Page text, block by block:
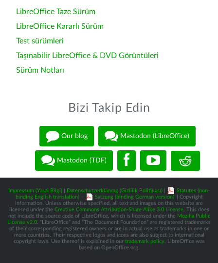
LibreOffice Taze Sürüm
LibreOffice Kararlı Sürüm
Test sürümleri
Taşınabilir LibreOffice & DVD Görüntüleri
Sürüm Notları
Bizi Takip Edin
Our blog Mastodon (LibreOffice)
Mastodon (TDF)
Impressum (Yasal Bilgi) Datenschutzerklärung (Gizlilik Politikası)
Statutes (non-
binding English translation) - Satzung (binding German version)
| Copyright
information: Unless otherwise specified, all text and images on this website are
licensed under the Creative Commons Attribution-Share Alike 3.0 License. This does
not include the source code of LibreOffice, which is licensed under the Mozilla Public
License v2.0 . “LibreOffice” and “The Document Foundation” are registered trademarks
of their corresponding registered owners or are in actual use as trademarks in one or
more countries. Their respective logos and icons are also subject to international
copyright laws. Use thereof is explained in our trademark policy. LibreOffice was
based on OpenOffice.org.